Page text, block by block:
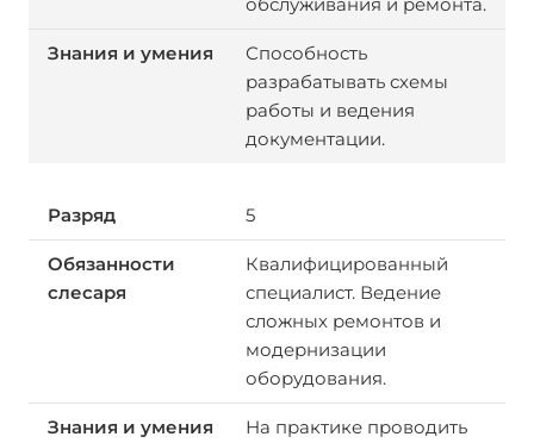
Способность
разрабатывать схемы
работы и ведения
документации.
5
Квалифицированный
специалист. Ведение
сложных ремонтов и
модернизации
оборудования.
На практике проводить